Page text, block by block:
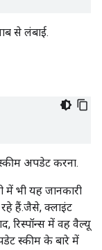
से लंबाई.
अपडेट करना.
में भी यह जानकारी
हैं.जैसे, क्लाइंट
रिस्पॉन्स में वह वैल्यू
स्कीम के बारे में